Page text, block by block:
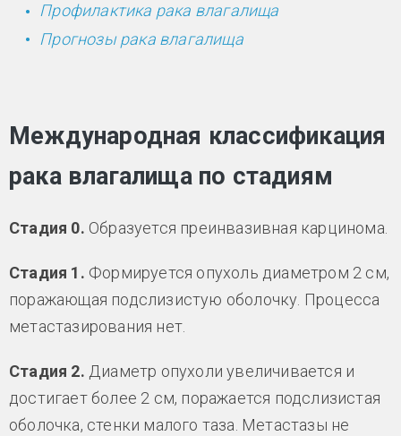
Профилактика рака влагалища
Прогнозы рака влагалища
Международная классификация
рака влагалища по стадиям
Стадия 0. Образуется преинвазивная карцинома.
Стадия 1. Формируется опухоль диаметром 2 см,
поражающая подслизистую оболочку. Процесса
метастазирования нет.
Стадия 2. Диаметр опухоли увеличивается и
достигает более 2 см, поражается подслизистая
оболочка, стенки малого таза. Метастазы не